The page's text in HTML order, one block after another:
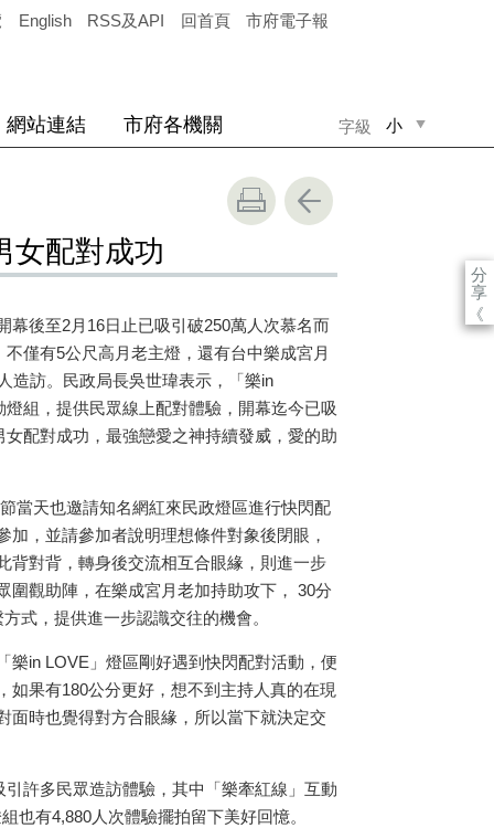
English RSS及API 回首頁 市府電子報
字級 小
網站連結 市府各機關
分
享
《
女配對成功
幕後至2月16日止已吸引破250萬人次慕名而
僅有5公尺高月老主燈，還有台中樂成宮月
造訪。民政局長吳世瑋表示，「樂in
組，提供民眾線上配對體驗，開幕迄今已吸
配對成功，最強戀愛之神持續發威，愛的助
當天也邀請知名網紅來民政燈區進行快閃配
，並請參加者說明理想條件對象後閉眼，
背對背，轉身後交流相互合眼緣，則進一步
圍觀助陣，在樂成宮月老加持助攻下， 30分
式，提供進一步認識交往的機會。
樂in LOVE」燈區剛好遇到快閃配對活動，便
如果有180公分更好，想不到主持人真的在現
面時也覺得對方合眼緣，所以當下就決定交
許多民眾造訪體驗，其中「樂牽紅線」互動
也有4,880人次體驗擺拍留下美好回憶。